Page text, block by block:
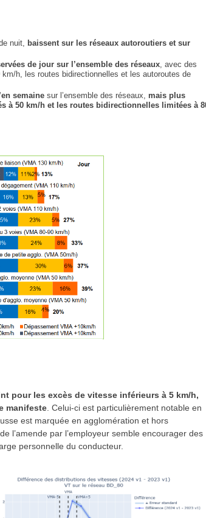
nuit, baissent sur les réseaux autoroutiers et sur
de jour sur l’ensemble des réseaux, avec des
h, les routes bidirectionnelles et les autoroutes de
semaine sur l’ensemble des réseaux, mais plus
à 50 km/h et les routes bidirectionnelles limitées à
pour les excès de vitesse inférieurs à 5 km/h,
manifeste . Celui-ci est particulièrement notable en
est marquée en agglomération et hors
l’amende par l’employeur semble encourager des
personnelle du conducteur.